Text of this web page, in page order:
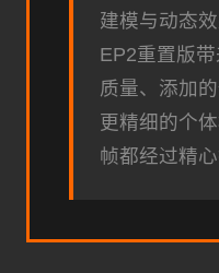
建模与动态
EP2重置版
质量、添加
更精细的个
帧都经过精心